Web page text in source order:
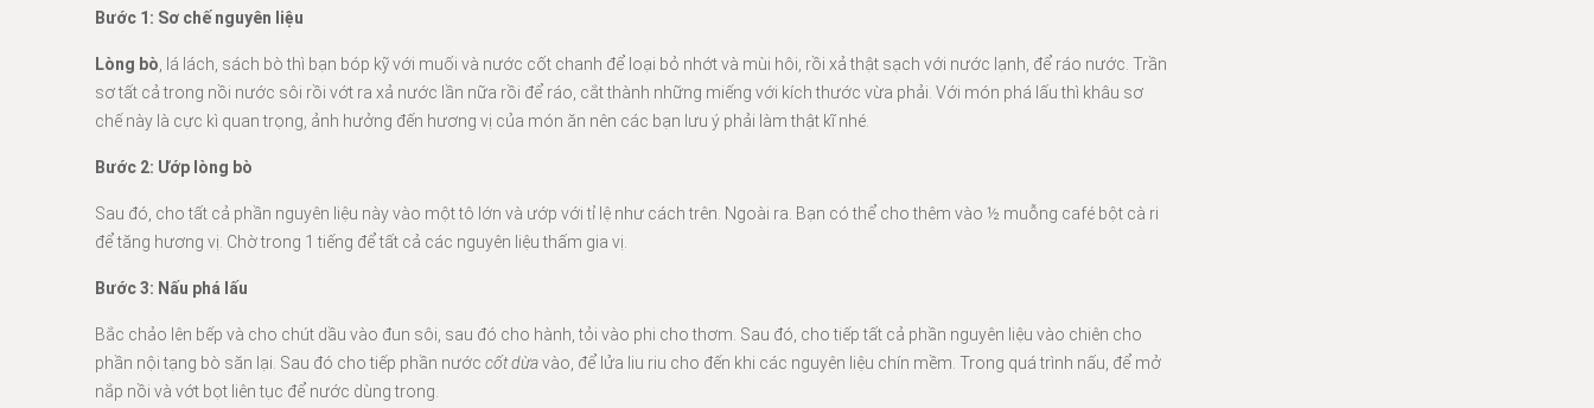
Bước 1: Sơ chế nguyên liệu
Lòng bò , lá lách, sách bò thì bạn bóp kỹ với muối và nước cốt chanh để loại bỏ nhớt và mùi hôi, rồi xả thật sạch với nước lạnh, để ráo nước. Trần
sơ tất cả trong nồi nước sôi rồi vớt ra xả nước lần nữa rồi để ráo, cắt thành những miếng với kích thước vừa phải. Với món phá lấu thì khâu sơ
chế này là cực kì quan trọng, ảnh hưởng đến hương vị của món ăn nên các bạn lưu ý phải làm thật kĩ nhé.
Bước 2: Ướp lòng bò
Sau đó, cho tất cả phần nguyên liệu này vào một tô lớn và ướp với tỉ lệ như cách trên. Ngoài ra. Bạn có thể cho thêm vào ½ muỗng café bột cà ri
để tăng hương vị. Chờ trong 1 tiếng để tất cả các nguyên liệu thấm gia vị.
Bước 3: Nấu phá lấu
Bắc chảo lên bếp và cho chút dầu vào đun sôi, sau đó cho hành, tỏi vào phi cho thơm. Sau đó, cho tiếp tất cả phần nguyên liệu vào chiên cho
phần nội tạng bò săn lại. Sau đó cho tiếp phần nước cốt dừavào, để lửa liu riu cho đến khi các nguyên liệu chín mềm. Trong quá trình nấu, để mở
nắp nồi và vớt bọt liên tục để nước dùng trong.